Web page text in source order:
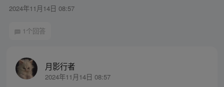
2024年11月14日 08:57
1个回答
月影行者
2024年11月14日 08:57